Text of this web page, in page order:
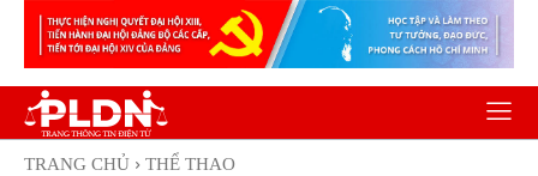
TRANG CHỦ THỂ THAO